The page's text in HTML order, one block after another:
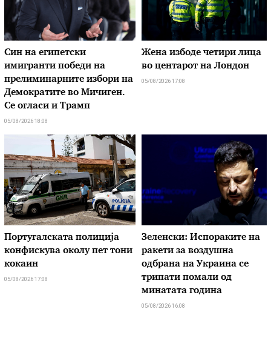
Син на египетски
имигранти победи на
прелиминарните избори на
Демократите во Мичиген.
Се огласи и Трамп
05/08/2026 18:08
Жена избоде четири лица
во центарот на Лондон
05/08/2026 17:08
Португалската полиција
конфискува околу пет тони
кокаин
05/08/2026 17:08
Зеленски: Испораките на
ракети за воздушна
одбрана на Украина се
трипати помали од
минатата година
05/08/2026 16:08